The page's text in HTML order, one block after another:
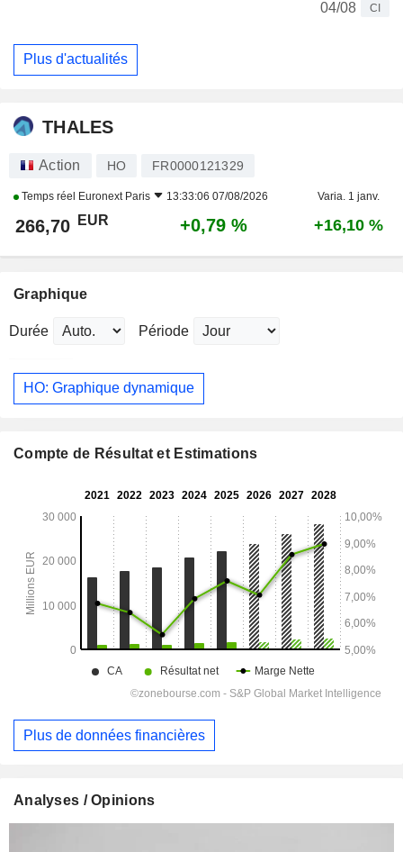
04/08 CI
Plus d'actualités
THALES
Action HO FR0000121329
Temps réel Euronext Paris 13:33:06 07/08/2026 Varia. 1 janv.
266,70 EUR +0,79 % +16,10 %
Graphique
Durée Période
HO: Graphique dynamique
Compte de Résultat et Estimations
Plus de données financières
Analyses / Opinions